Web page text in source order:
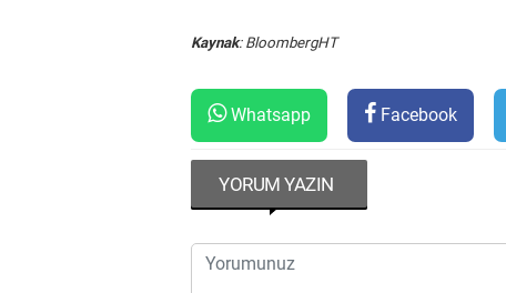
Kaynak: BloombergHT
Whatsapp Facebook
YORUM YAZIN